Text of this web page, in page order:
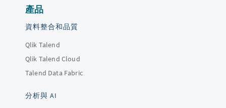
產品
資料整合和品質
Qlik Talend
Qlik Talend Cloud
Talend Data Fabric
分析與 AI